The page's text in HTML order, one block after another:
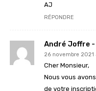
AJ
RÉPONDRE
André Joffre -
26 novembre 2021
Cher Monsieur,
Nous vous
de votre